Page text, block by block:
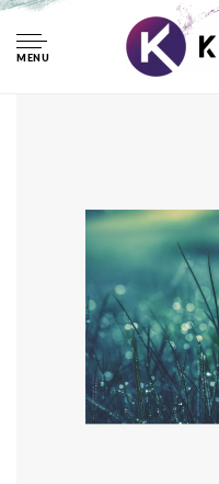
MENU
Schilderij - Gele
Premium Print, wanddecoratie